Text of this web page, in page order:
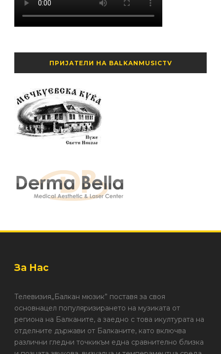
ПРИЈАТЕЛИ НА BALKANMUSICTV
За Нас
Телевизия„Балкан мюзик” поставя за своя
основнацел популяризирането на музиката от
региона на Балканите, а заедно с това икултурата на
отделните държави от Балканите, като включва
различни гледни точкикъм една сравнително близка